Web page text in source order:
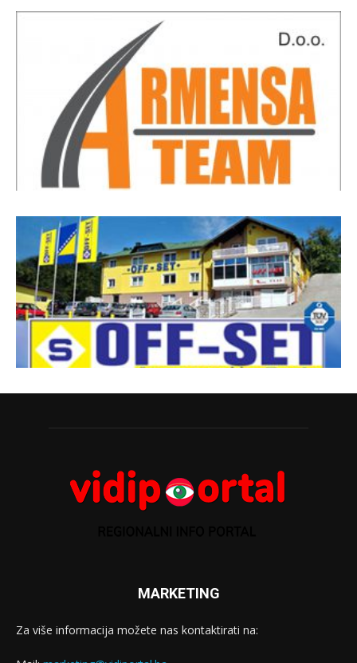
MARKETING
Za više informacija možete nas kontaktirati na: